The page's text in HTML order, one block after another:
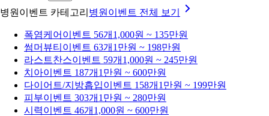
병원이벤트 카테고리 병원이벤트 전체 보기
폭염케어 이벤트 56개 1,000원 ~ 135만원
썸머뷰티 이벤트 63개 1만원 ~ 198만원
라스트찬스이벤트 59개 1,000원 ~ 245만원
치아이벤트 187개 1만원 ~ 600만원
다이어트/지방흡입이벤트 158개 1만원 ~ 199만원
피부이벤트 303개 1만원 ~ 280만원
시력이벤트 46개 1,000원 ~ 600만원